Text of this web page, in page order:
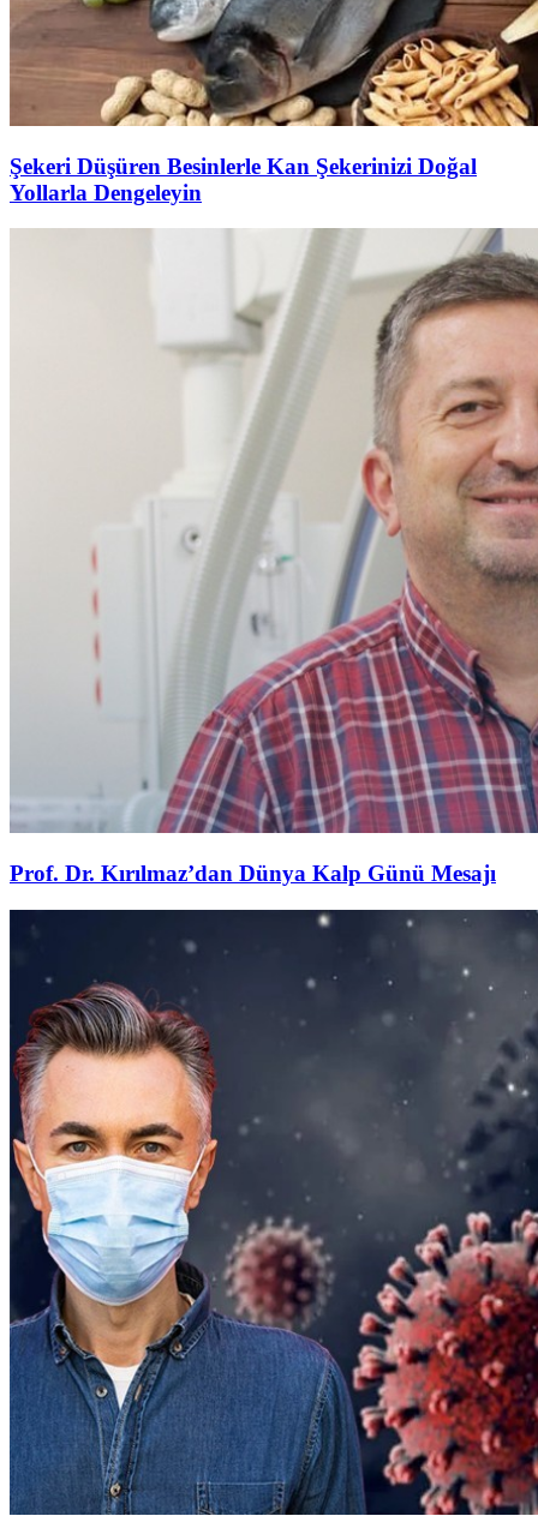
Şekeri Düşüren Besinlerle Kan Şekerinizi Doğal
Yollarla Dengeleyin
Prof. Dr. Kırılmaz’dan Dünya Kalp Günü Mesajı